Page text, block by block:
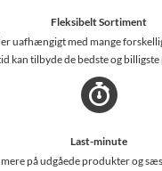
Fleksibelt Sortiment
uafhængigt med mange
kan tilbyde de bedste og
Last-minute
på udgåede produkter og